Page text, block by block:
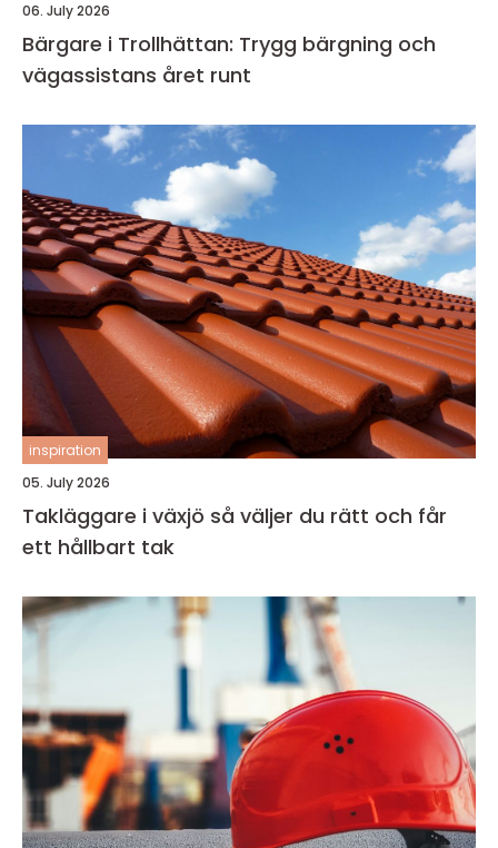
06. July 2026
Bärgare i Trollhättan: Trygg bärgning och
vägassistans året runt
inspiration
05. July 2026
Takläggare i växjö så väljer du rätt och får
ett hållbart tak